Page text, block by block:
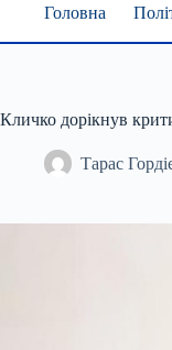
Головна
Кличко дорікнув
Тарас